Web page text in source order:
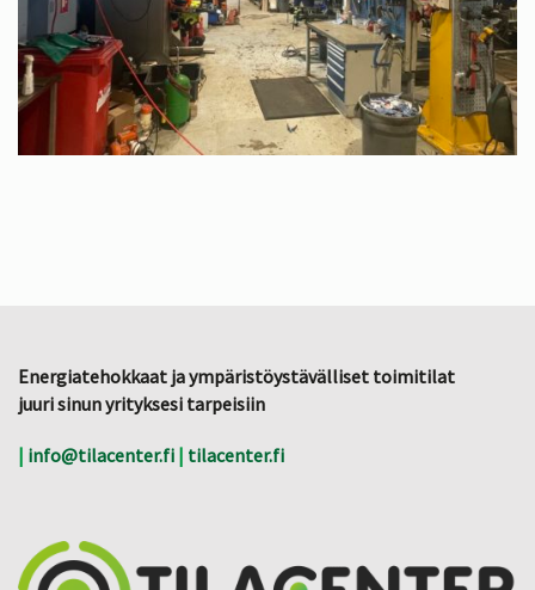
Energiatehokkaat ja ympäristöystävälliset toimitilat
juuri sinun yrityksesi tarpeisiin
| info@tilacenter.fi | tilacenter.fi